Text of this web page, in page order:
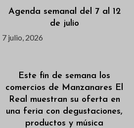
Agenda semanal del 7 al 12
de julio
7 julio, 2026
Este fin de semana los
comercios de Manzanares El
Real muestran su oferta en
una feria con degustaciones,
productos y música